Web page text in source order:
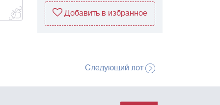
Добавить в избранное
Следующий лот